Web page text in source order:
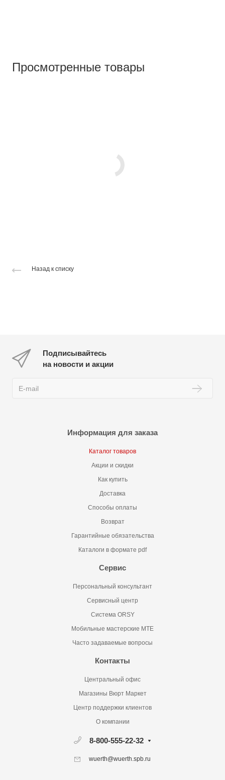
Просмотренные товары
Назад к списку
Подписывайтесь
на новости и акции
Информация для заказа
Каталог товаров
Акции и скидки
Как купить
Доставка
Способы оплаты
Возврат
Гарантийные обязательства
Каталоги в формате pdf
Сервис
Персональный консультант
Сервисный центр
Система ORSY
Мобильные мастерские MTE
Часто задаваемые вопросы
Контакты
Центральный офис
Магазины Вюрт Маркет
Центр поддержки клиентов
О компании
8-800-555-22-32
wuerth@wuerth.spb.ru